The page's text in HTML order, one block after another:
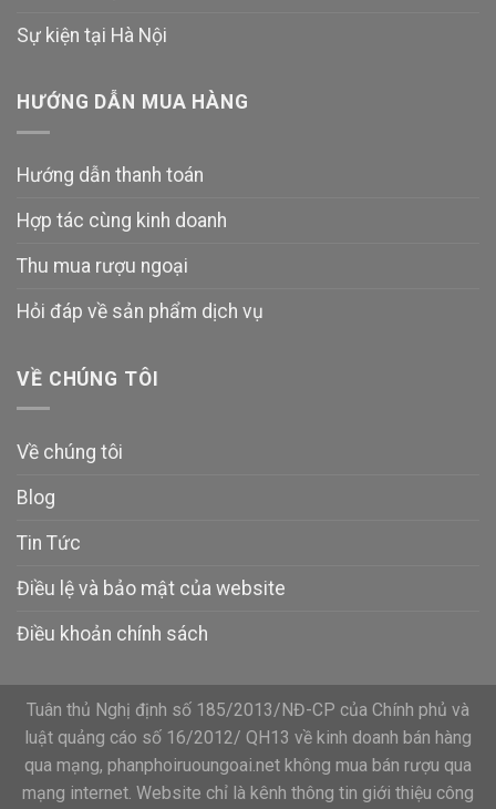
Sự kiện tại Hà Nội
HƯỚNG DẪN MUA HÀNG
Hướng dẫn thanh toán
Hợp tác cùng kinh doanh
Thu mua rượu ngoại
Hỏi đáp về sản phẩm dịch vụ
VỀ CHÚNG TÔI
Về chúng tôi
Blog
Tin Tức
Điều lệ và bảo mật của website
Điều khoản chính sách
Tuân thủ Nghị định số 185/2013/NĐ-CP của Chính phủ và
luật quảng cáo số 16/2012/ QH13 về kinh doanh bán hàng
qua mạng, phanphoiruoungoai.net không mua bán rượu qua
mạng internet. Website chỉ là kênh thông tin giới thiệu công